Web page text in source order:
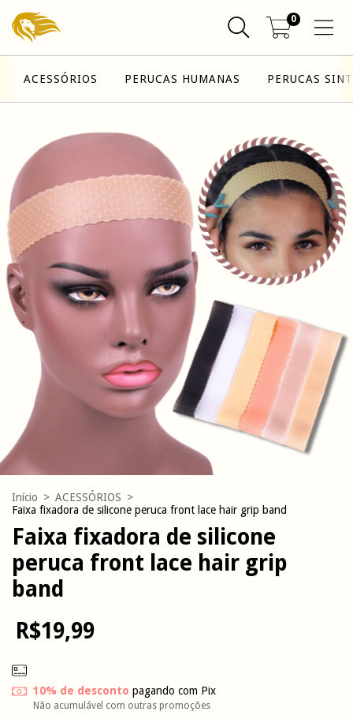
0
ACESSÓRIOS PERUCAS HUMANAS PERUCAS
Início > ACESSÓRIOS >
Faixa fixadora de silicone peruca front lace hair grip band
Faixa fixadora de silicone
peruca front lace hair grip
band
R$19,99
10% de desconto pagando com Pix
Não acumulável com outras promoções